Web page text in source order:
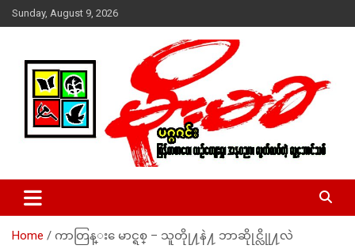
Skip
to
Sunday, August 9, 2026
MoeMaKa Burmese News &
Media
ယ္ေရး – အမွတ္ ၂၅၄၊ ပထပ္၊ လမ္း ၄၀၊ ေက်ာက္တံတား၊ ရန္ကုန္။
(ဖုုံး – ၀၉ ၂၅၂ ၂၄၉ ၀၉၄ ၊ ၀၉ ၄၂၁ ၇၄၃ ၇၅၃ ၊ ၀၉ ၅၀၄ ၁၀ ၅၈) ျ
ဇာေစ်းသစ္ ။ ၀၉ ၇၈၆၈၃၇ ၃၀၅ / ၀၉ ၉၆၃၆၉၉၈၃၄
Home ကာတြန္း ေမာင္ရစ္ – သူတိုု႔နဲ႔ ဘာဆိုုင္လိုု႔လဲ